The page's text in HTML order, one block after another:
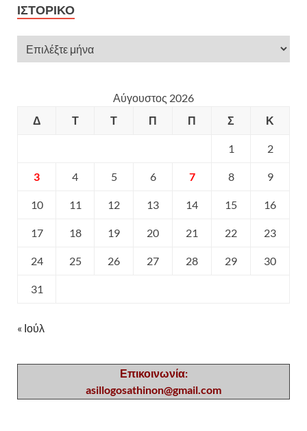
ΙΣΤΟΡΙΚΌ
Αύγουστος 2026
Δ
Τ Τ Π Π Σ Κ
1 2
3 4 5 6 7 8 9
10 11 12 13 14 15 16
17 18 19 20 21 22 23
24 25 26 27 28 29 30
31
« Ιούλ
Επικοινωνία:
asillogosathinon@gmail.com